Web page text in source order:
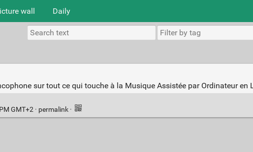
wall Daily
sur tout ce qui touche à la Musique Assistée par Ordinateur en
GMT+2 · permalink ·